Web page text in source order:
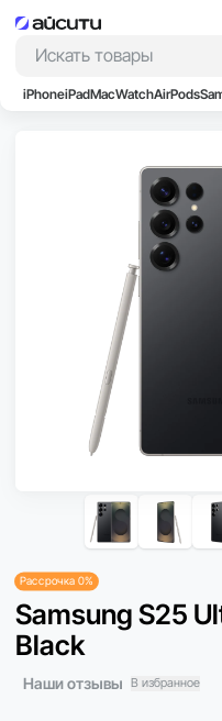
iPhoneiPadMacWatchAirPods
Samsung S25
Black
Наши отзывы В избранное
Рассрочка 0%